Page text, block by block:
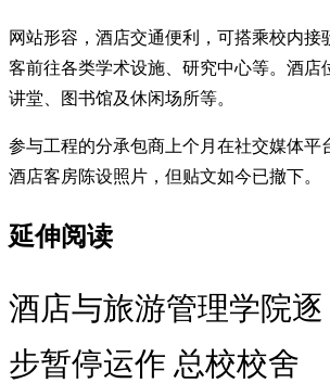
网站形容，酒店交通便利，可搭乘校内接
客前往各类学术设施、研究中心等。酒店
讲堂、图书馆及休闲场所等。
参与工程的分承包商上个月在社交媒体平
酒店客房陈设照片，但贴文如今已撤下。
延伸阅读
酒店与旅游管理学院逐
步暂停运作 总校校舍